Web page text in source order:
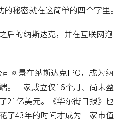
秘密就在这简单的四个字里。
后的纳斯达克，并在互联网泡
网景在纳斯达克IPO，成为纳
。一家成立仅16个月、尚未盈
21亿美元。《华尔街日报》也
了43年的时间才成为一家市值